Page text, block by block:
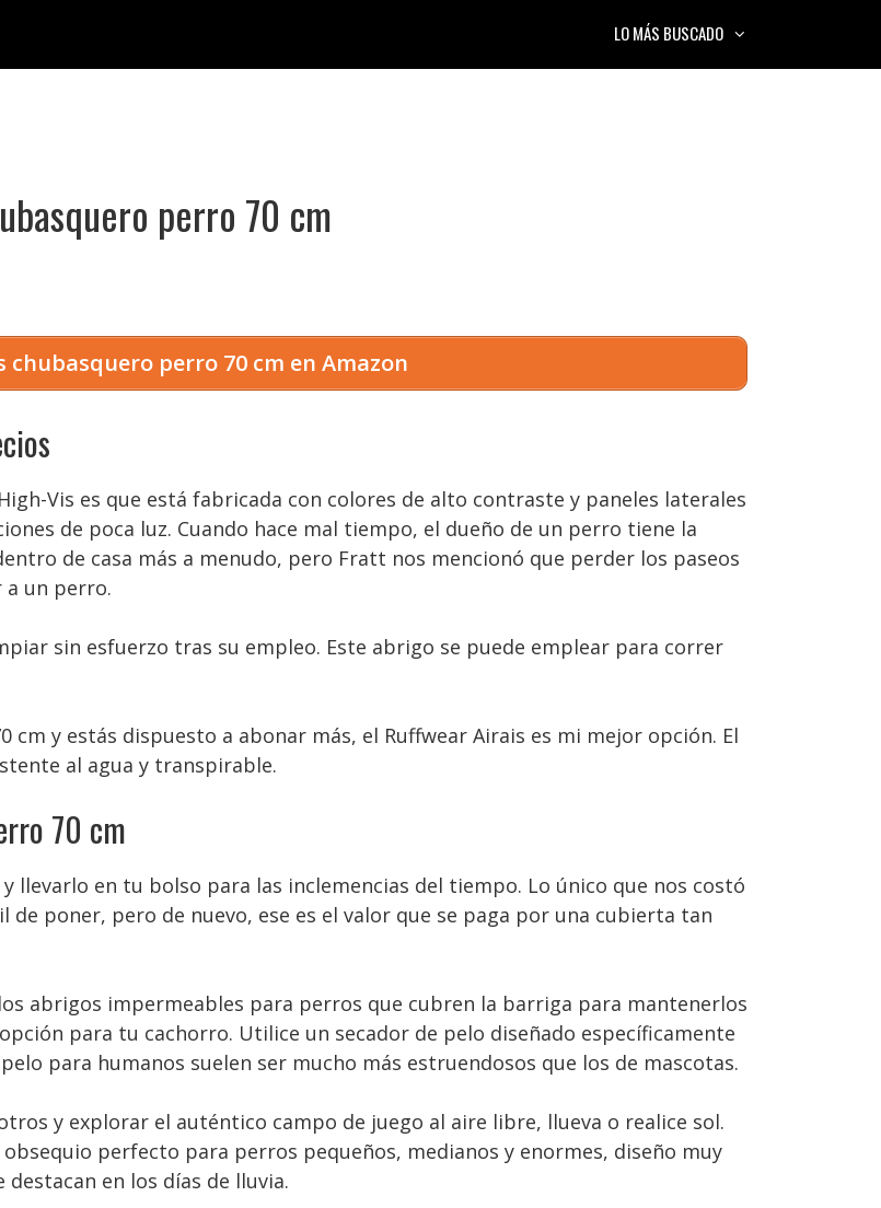
LO MÁS BUSCADO
perro 70 cm
chubasquero perro 70 cm en Amazon
Vis es que está fabricada con colores de alto contraste y paneles laterales
de poca luz. Cuando hace mal tiempo, el dueño de un perro tiene la
de casa más a menudo, pero Fratt nos mencionó que perder los paseos
a un perro.
sin esfuerzo tras su empleo. Este abrigo se puede emplear para correr
y estás dispuesto a abonar más, el Ruffwear Airais es mi mejor opción. El
al agua y transpirable.
70 cm
y llevarlo en tu bolso para las inclemencias del tiempo. Lo único que nos costó
poner, pero de nuevo, ese es el valor que se paga por una cubierta tan
abrigos impermeables para perros que cubren la barriga para mantenerlos
para tu cachorro. Utilice un secador de pelo diseñado específicamente
para humanos suelen ser mucho más estruendosos que los de mascotas.
y explorar el auténtico campo de juego al aire libre, llueva o realice sol.
obsequio perfecto para perros pequeños, medianos y enormes, diseño muy
en los días de lluvia.